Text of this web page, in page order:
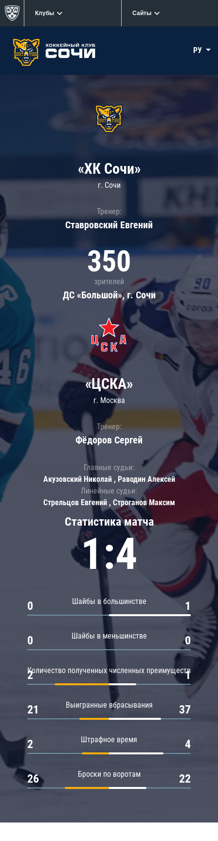
Клубы Сайты
РУ
«ХК Сочи»
г. Сочи
Тренер:
Ставровский Евгений
350
зрителей
ДС «Большой», г. Сочи
Статистика матча
1:4
Шайбы в большинстве
0 1
Шайбы в меньшинстве
0 0
Количество полученных численных преимуществ
2 1
Выигранные вбрасывания
21 37
Штрафное время
2 4
Броски по воротам
26 22
«ЦСКА»
г. Москва
Тренер:
Фёдоров Сергей
Главные судьи:
Акузовский Николай , Раводин Алексей
Линейные судьи:
Стрельцов Евгений , Строганов Максим